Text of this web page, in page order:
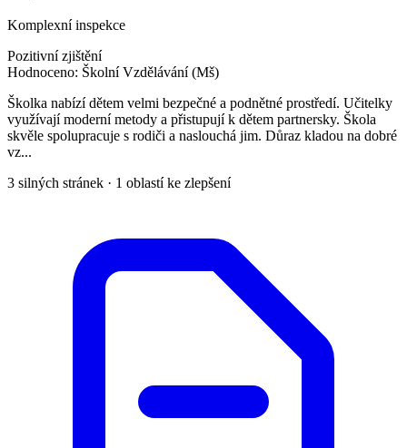
Komplexní inspekce
Pozitivní zjištění
Hodnoceno: Školní Vzdělávání (Mš)
Školka nabízí dětem velmi bezpečné a podnětné prostředí. Učitelky
využívají moderní metody a přistupují k dětem partnersky. Škola
skvěle spolupracuje s rodiči a naslouchá jim. Důraz kladou na dobré
vz...
3 silných stránek · 1 oblastí ke zlepšení